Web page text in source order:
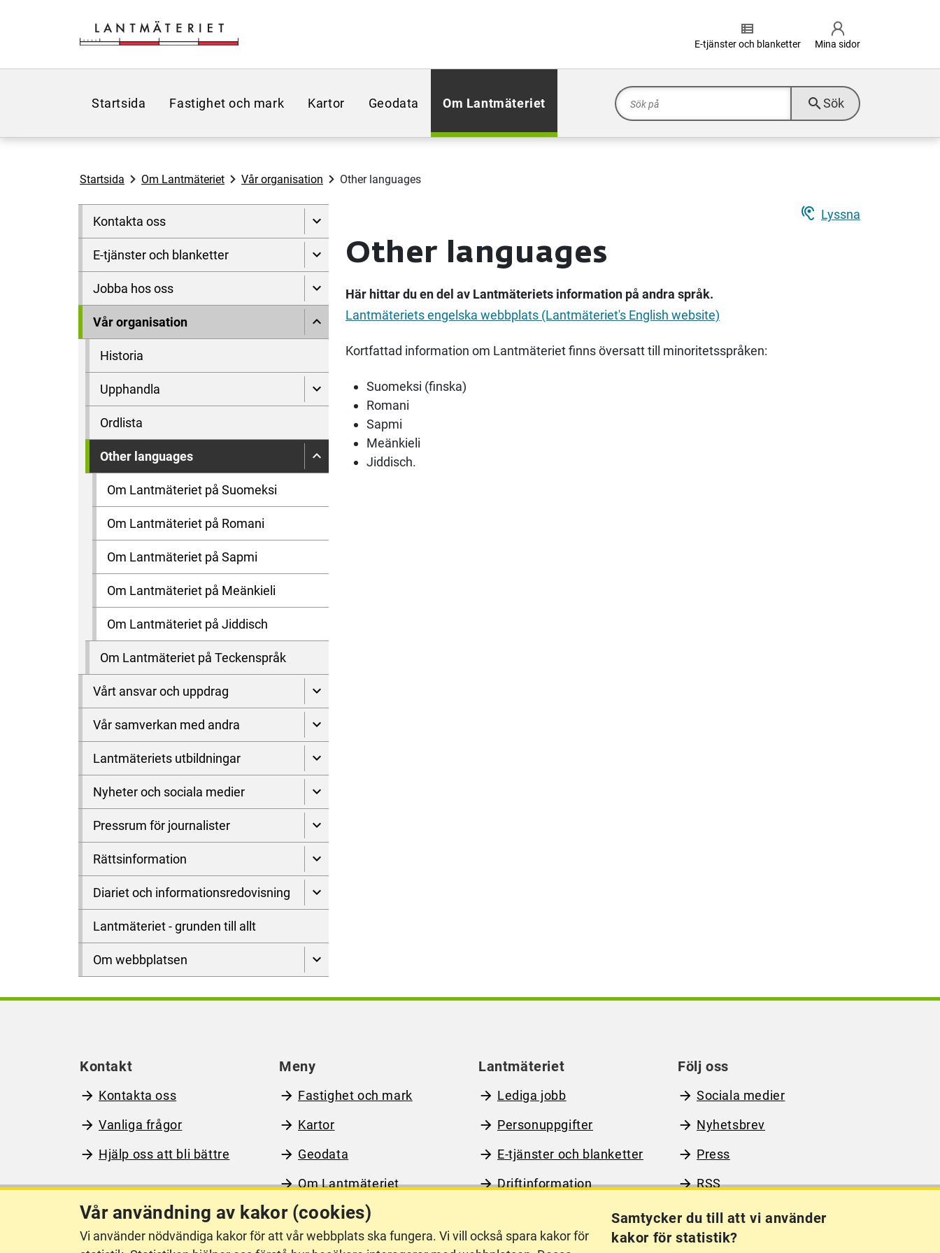
view_list
E-tjänster och blanketter Mina sidor
Startsida Fastighet och mark Kartor Geodata Om Lantmäteriet search Sök
Startsida Om Lantmäteriet Vår organisation Other languages
Kontakta oss
E-tjänster och blanketter
Jobba hos oss
Vår organisation
Historia
Upphandla
Ordlista
Other languages
Om Lantmäteriet på Suomeksi
Om Lantmäteriet på Romani
Om Lantmäteriet på Sapmi
Om Lantmäteriet på Meänkieli
Om Lantmäteriet på Jiddisch
Om Lantmäteriet på Teckenspråk
Vårt ansvar och uppdrag
Vår samverkan med andra
Lantmäteriets utbildningar
Nyheter och sociala medier
Pressrum för journalister
Rättsinformation
Diariet och informationsredovisning
Lantmäteriet - grunden till allt
Om webbplatsen
hearing Lyssna
Other languages
Här hittar du en del av Lantmäteriets information på andra språk.
Lantmäteriets engelska webbplats (Lantmäteriet's English website)
Kortfattad information om Lantmäteriet finns översatt till minoritetsspråken:
Suomeksi (finska)
Romani
Sapmi
Meänkieli
Jiddisch.
Vår användning av kakor (cookies)
Vi använder nödvändiga kakor för att vår webbplats ska fungera. Vi vill också spara kakor för
Samtycker du till att vi använder
kakor för statistik?
Kontakt
Kontakta oss
Vanliga frågor
Hjälp oss att bli bättre
Meny
Fastighet och mark
Kartor
Geodata
Om Lantmäteriet
Lantmäteriet
Lediga jobb
Personuppgifter
E-tjänster och blanketter
Driftinformation
Följ oss
Sociala medier
Nyhetsbrev
Press
RSS
Om webbplatsen Tillgänglighet Other languages Kakor (cookies)